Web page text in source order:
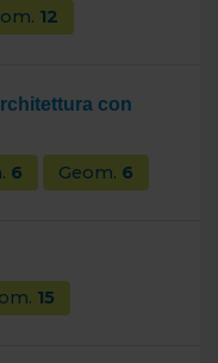
12
con
6 Geom. 6
15